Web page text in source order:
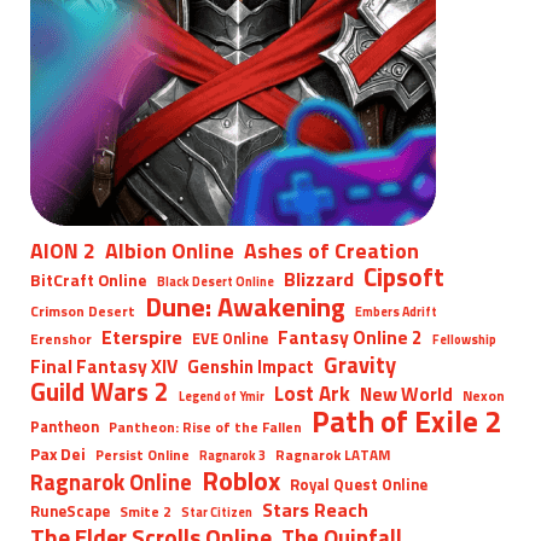
AION 2 Albion Online Ashes of Creation
BitCraft Online Black Desert Online Blizzard Cipsoft
Crimson Desert Dune: Awakening Embers Adrift
Erenshor Eterspire EVE Online Fantasy Online 2 Fellowship
Final Fantasy XIV Genshin Impact Gravity
Guild Wars 2 Legend of Ymir Lost Ark New World Nexon
Pantheon Pantheon: Rise of the Fallen Path of Exile 2
Pax Dei Persist Online Ragnarok 3 Ragnarok LATAM
Ragnarok Online Roblox Royal Quest Online
RuneScape Smite 2 Star Citizen Stars Reach